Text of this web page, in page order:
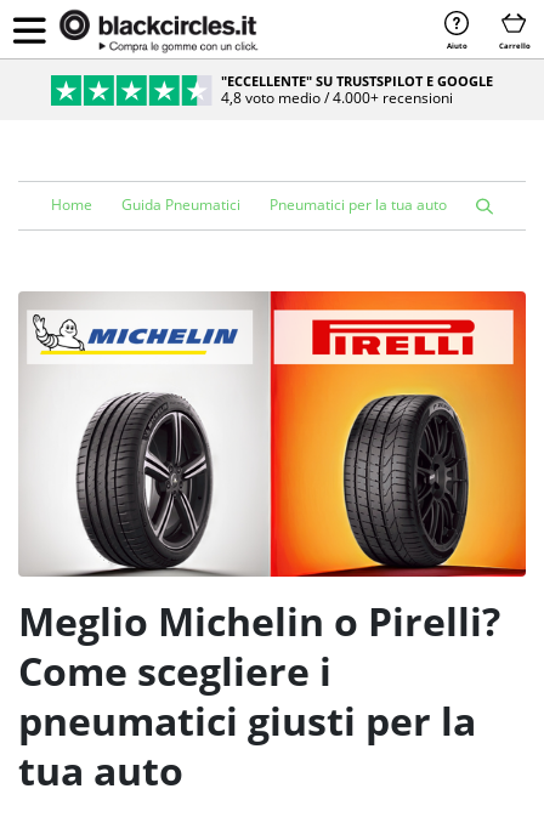
Aiuto Carrello
"ECCELLENTE" SU TRUSTSPILOT E GOOGLE
4,8 voto medio / 4.000+ recensioni
Home Guida Pneumatici Pneumatici per la tua auto
Meglio Michelin o Pirelli?
Come scegliere i
pneumatici giusti per la
tua auto